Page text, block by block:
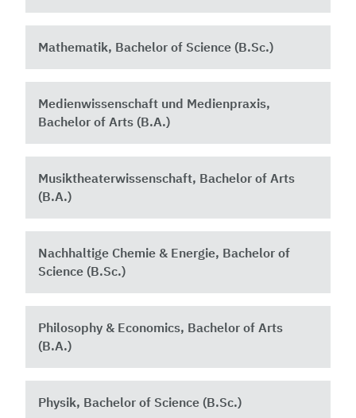
Mathematik, Bachelor of Science (B.Sc.)
Medienwissenschaft und Medienpraxis,
Bachelor of Arts (B.A.)
Musiktheaterwissenschaft, Bachelor of Arts
(B.A.)
Nachhaltige Chemie & Energie, Bachelor of
Science (B.Sc.)
Philosophy & Economics, Bachelor of Arts
(B.A.)
Physik, Bachelor of Science (B.Sc.)